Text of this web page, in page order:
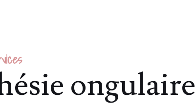
ongulaire